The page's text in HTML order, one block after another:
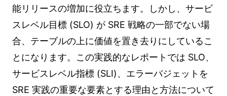
能リリースの増加に役立ちます。しかし、サービ
スレベル目標 (SLO) が SRE 戦略の一部でない場
合、テーブルの上に価値を置き去りにしているこ
とになります。この実践的なレポートでは SLO、
サービスレベル指標 (SLI)、エラーバジェットを
SRE 実践の重要な要素とする理由と方法について